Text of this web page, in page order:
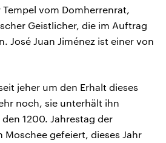
vom Domherrenrat,
Geistlicher, die im Auftrag
José Juan Jiménez ist einer von
jeher um den Erhalt dieses
noch, sie unterhält ihn
1200. Jahrestag der
Moschee gefeiert, dieses Jahr